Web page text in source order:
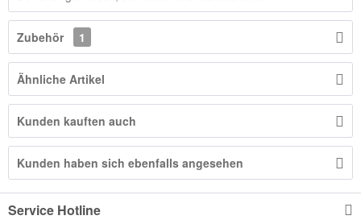
Zubehör 1
Ähnliche Artikel
Kunden kauften auch
Kunden haben sich ebenfalls angesehen
Service Hotline